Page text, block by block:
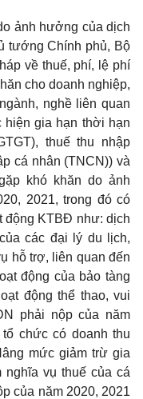
ảnh hưởng của dịch
tướng Chính phủ, Bộ
về thuế, phí, lệ phí
cho doanh nghiệp,
nghề liên quan
gia hạn thời hạn
thuế thu nhập
cá nhân (TNCN)) và
khó khăn do ảnh
2021, trong đó có
động KTBĐ như: dịch
các đại lý du lịch,
hỗ trợ, liên quan đến
động của bảo tàng
động thể thao, vui
phải nộp của năm
chức có doanh thu
mức giảm trừ gia
nghĩa vụ thuế của cá
của năm 2020, 2021